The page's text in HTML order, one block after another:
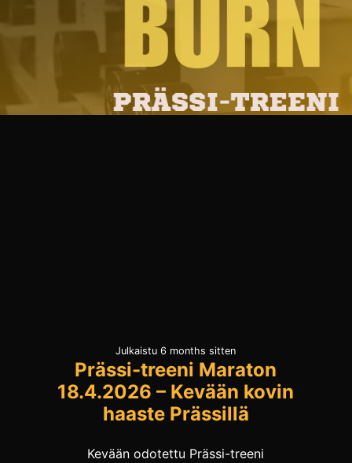
Julkaistu 6 months sitten
Prässi-treeni Maraton
18.4.2026 – Kevään kovin
haaste Prässillä
Kevään odotettu Prässi-treeni